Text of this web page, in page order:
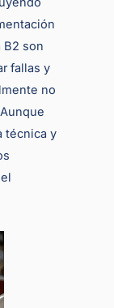
son
fallas y
no
técnica y